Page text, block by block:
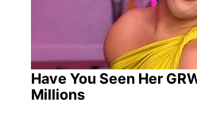
Have You Seen Her
Millions